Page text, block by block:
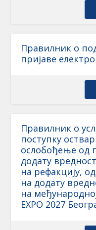
Правилник о
пријаве
Правилник о
поступку
ослобођење од
додату
на рефакцију,
на додату
на
EXPO 2027